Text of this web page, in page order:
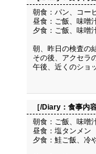
朝食：パン、コー
昼食：ご飯、味噌
夕食：ご飯、味噌
朝、昨日の検査の
その後、アクセラ
午後、近くのショ
［/Diary： 食事内
朝食：ご飯、味噌
昼食：塩タンメン
夕食：鮭ご飯、冷